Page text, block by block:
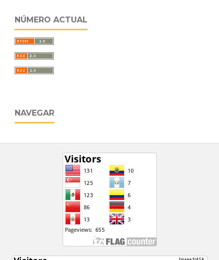
NÚMERO ACTUAL
NAVEGAR